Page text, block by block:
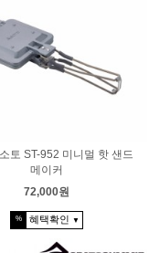
토 ST-952 미니멀 핫 샌드
메이커
72,000원
% 혜택확인 ▼